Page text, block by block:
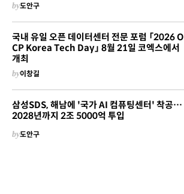
by도안구
국내 유일 오픈 데이터센터 전문 포럼 「2026 O
CP Korea Tech Day」 8월 21일 코엑스에서
개최
by이창길
삼성SDS, 해남에 '국가 AI 컴퓨팅센터' 착공…
2028년까지 2조 5000억 투입
by도안구